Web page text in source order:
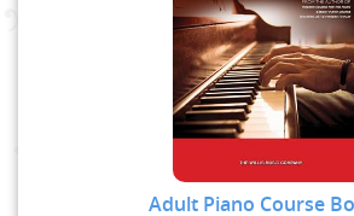
Adult Piano Course